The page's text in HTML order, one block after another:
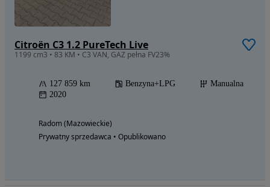
Citroën C3 1.2 PureTech Live
1199 cm3 • 83 KM • C3 VAN, GAZ pełna FV23%
127 859 km Benzyna+LPG
Manualna
2020
Radom (Mazowieckie)
Prywatny sprzedawca • Opublikowano